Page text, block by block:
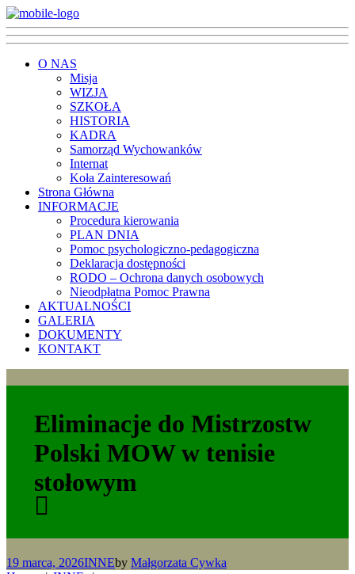
O NAS
Misja
WIZJA
SZKOŁA
HISTORIA
KADRA
Samorząd Wychowanków
Internat
Koła Zainteresowań
Strona Główna
INFORMACJE
Procedura kierowania
PLAN DNIA
Pomoc psychologiczno-pedagogiczna
Deklaracja dostępności
RODO – Ochrona danych osobowych
Nieodpłatna Pomoc Prawna
AKTUALNOŚCI
GALERIA
DOKUMENTY
KONTAKT
Eliminacje do Mistrzostw
Polski MOW w tenisie
stołowym
19 marca, 2026INNEby Małgorzata Cywka